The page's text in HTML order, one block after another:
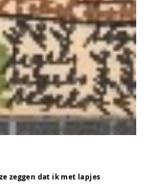
zeggen dat ik met lapjes